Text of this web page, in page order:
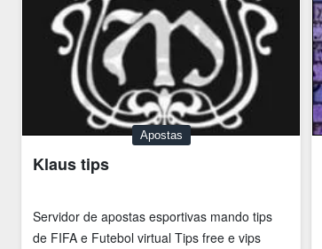
Apostas
Klaus tips
Servidor de apostas esportivas mando tips
de FIFA e Futebol virtual Tips free e vips